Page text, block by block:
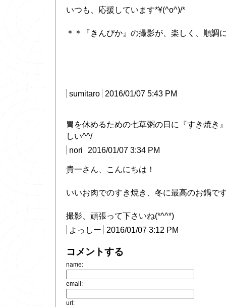
いつも、応援しています*¥(^o^)/*
＊＊『きんぴか』の撮影が、楽しく、順調
sumitaro 2016/01/07 5:43 PM
胃を休めるための七草粥の日に『すき焼き
しい^^/
nori
2016/01/07 3:34 PM
貴一さん、こんにちは！
いいお肉でのすき焼き、冬に最高のお鍋で
撮影、頑張って下さいね(*^^*)
よっしー
2016/01/07 3:12 PM
コメントする
name:
email:
url: